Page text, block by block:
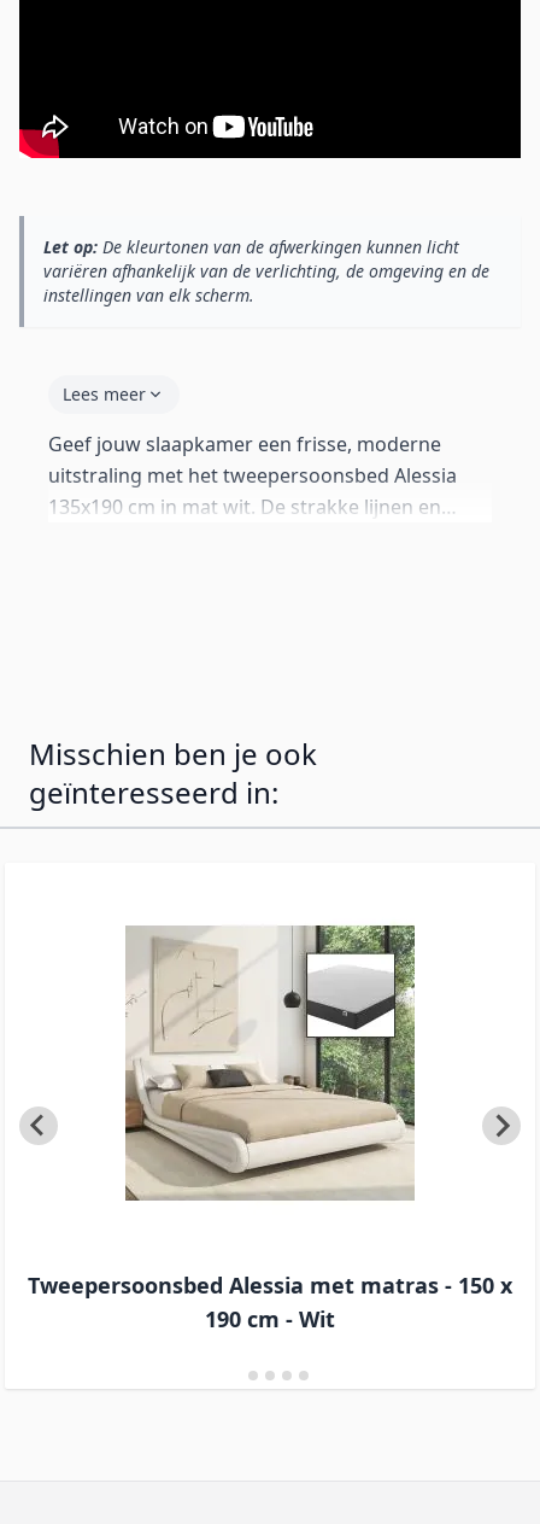
Let op: De kleurtonen van de afwerkingen kunnen licht
variëren afhankelijk van de verlichting, de omgeving en de
instellingen van elk scherm.
Lees meer
Geef jouw slaapkamer een frisse, moderne
uitstraling met het tweepersoonsbed Alessia
135x190 cm in mat wit. De strakke lijnen en
Misschien ben je ook
geïnteresseerd in:
Tweepersoonsbed Alessia met matras - 150 x
190 cm - Wit